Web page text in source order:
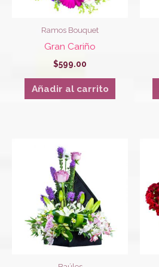
Ramos Bouquet
Gran Cariño
$599.00
Añadir al carrito